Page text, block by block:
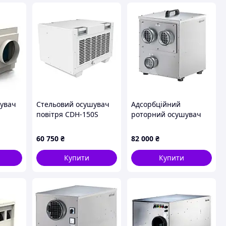
Стельовий осушувач
повітря CDH-150S
60 750 ₴
Купити
Адсорбційний
роторний осушувач
82 000 ₴
Купити